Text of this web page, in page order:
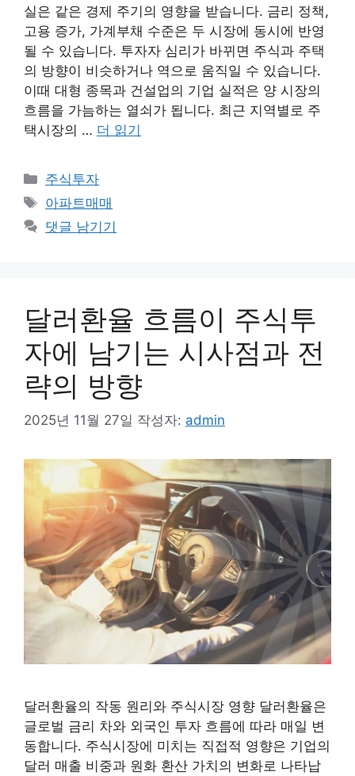
실은 같은 경제 주기의 영향을 받습니다. 금리 정책,
고용 증가, 가계부채 수준은 두 시장에 동시에 반영
될 수 있습니다. 투자자 심리가 바뀌면 주식과 주택
의 방향이 비슷하거나 역으로 움직일 수 있습니다.
이때 대형 종목과 건설업의 기업 실적은 양 시장의
흐름을 가늠하는 열쇠가 됩니다. 최근 지역별로 주
택시장의 … 더 읽기
카
테
고
리
주식투자
태
그
아파트매매
댓글 남기기
달러환율 흐름이 주식투
자에 남기는 시사점과 전
략의 방향
2025년 11월 27일 작성자: admin
달러환율의 작동 원리와 주식시장 영향 달러환율은
글로벌 금리 차와 외국인 투자 흐름에 따라 매일 변
동합니다. 주식시장에 미치는 직접적 영향은 기업의
달러 매출 비중과 원화 환산 가치의 변화로 나타납